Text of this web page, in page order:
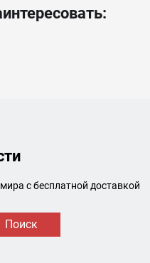
с бесплатной доставкой
Поиск